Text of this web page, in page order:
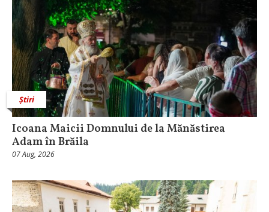
Știri
Icoana Maicii Domnului de la Mănăstirea
Adam în Brăila
07 Aug, 2026